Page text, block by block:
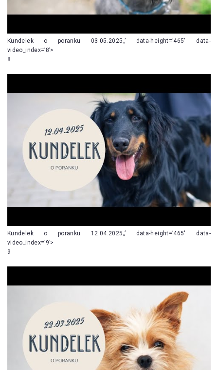
Kundelek o poranku 03.05.2025„’ data-height=’465′ data-
video_index=’8’>
8
Kundelek o poranku 12.04.2025„’ data-height=’465′ data-
video_index=’9’>
9